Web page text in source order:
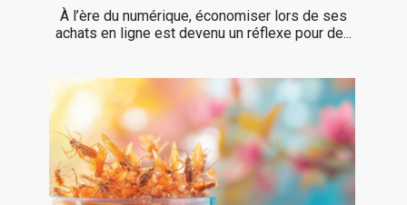
À l’ère du numérique, économiser lors de ses
achats en ligne est devenu un réflexe pour de...